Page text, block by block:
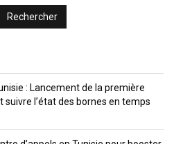
: Lancement de la première
l’état des bornes en temps